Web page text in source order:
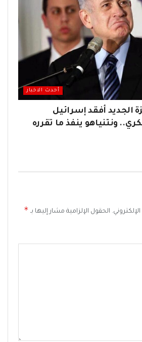
أحدث الاخبار
الجديد أفقد إسرائيل
ونتنياهو ينفذ ما تقرره
الحقول الإلزامية مشار إليها بـ *